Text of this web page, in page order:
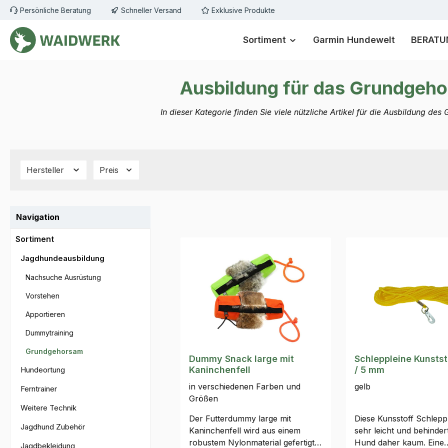
Hauptinhalt springen
Zur Suche springen
Zur Hauptnavigation springen
Persönliche Beratung Schneller Versand Exklusive Produkte
Sortiment Garmin Hundewelt
Ausbildung für das
In dieser Kategorie finden Sie viele nützliche Artikel für die Ausbildung des
Hersteller Preis
Navigation
Sortiment
Jagdhundeausbildung
Nachsuche Ausrüstung
Vorstehen
Apportieren
Dummytraining
Grundgehorsam
Hundeortung
Ferntrainer
Weitere Technik
Jagdhund Zubehör
Jagdbekleidung
Dummy Snack large mit
Kaninchenfell
in verschiedenen Farben und
Größen
Der Futterdummy large mit
Kaninchenfell wird aus einem
robustem Nylonmaterial gefertigt.
Schleppleine
/ 5 mm
gelb
Diese Kunsstoff
sehr leicht und
Hund daher kaum. Eine